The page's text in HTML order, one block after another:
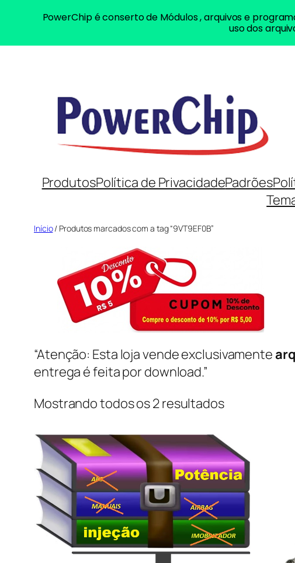
ProdutosPolítica de PrivacidadePadrões
Início/ Produtos marcados com a tag “9VT9EF0B”
“Atenção: Esta loja vende exclusivamente
entrega é feita por download.”
Mostrando todos os 2 resultados
PowerChip é conserto de Módulos , arquivos e
uso dos